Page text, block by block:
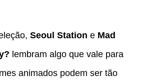
Seoul Station e Mad
lembram algo que vale para
animados podem ser tão